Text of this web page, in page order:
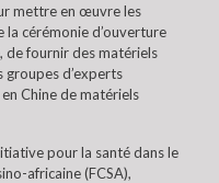
mettre en œuvre les
la cérémonie d’ouverture
de fournir des matériels
groupes d’experts
Chine de matériels
pour la santé dans le
africaine (FCSA),